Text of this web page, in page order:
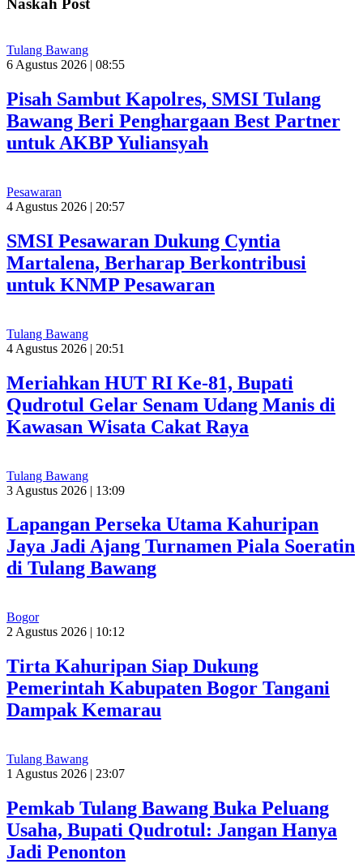
Naskah Post
Tulang Bawang
6 Agustus 2026 | 08:55
Pisah Sambut Kapolres, SMSI Tulang
Bawang Beri Penghargaan Best Partner
untuk AKBP Yuliansyah
Pesawaran
4 Agustus 2026 | 20:57
SMSI Pesawaran Dukung Cyntia
Martalena, Berharap Berkontribusi
untuk KNMP Pesawaran
Tulang Bawang
4 Agustus 2026 | 20:51
Meriahkan HUT RI Ke-81, Bupati
Qudrotul Gelar Senam Udang Manis di
Kawasan Wisata Cakat Raya
Tulang Bawang
3 Agustus 2026 | 13:09
Lapangan Perseka Utama Kahuripan
Jaya Jadi Ajang Turnamen Piala Soeratin
di Tulang Bawang
Bogor
2 Agustus 2026 | 10:12
Tirta Kahuripan Siap Dukung
Pemerintah Kabupaten Bogor Tangani
Dampak Kemarau
Tulang Bawang
1 Agustus 2026 | 23:07
Pemkab Tulang Bawang Buka Peluang
Usaha, Bupati Qudrotul: Jangan Hanya
Jadi Penonton